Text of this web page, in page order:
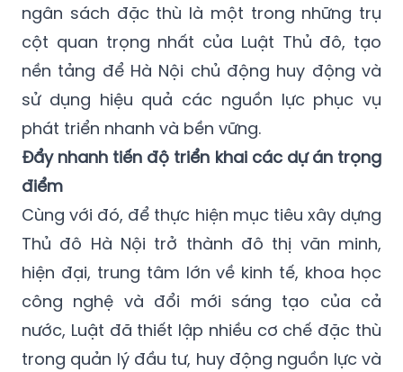
ngân sách đặc thù là một trong những trụ
cột quan trọng nhất của Luật Thủ đô, tạo
nền tảng để Hà Nội chủ động huy động và
sử dụng hiệu quả các nguồn lực phục vụ
phát triển nhanh và bền vững.
Đẩy nhanh tiến độ triển khai các dự án trọng
điểm
Cùng với đó, để thực hiện mục tiêu xây dựng
Thủ đô Hà Nội trở thành đô thị văn minh,
hiện đại, trung tâm lớn về kinh tế, khoa học
công nghệ và đổi mới sáng tạo của cả
nước, Luật đã thiết lập nhiều cơ chế đặc thù
trong quản lý đầu tư, huy động nguồn lực và